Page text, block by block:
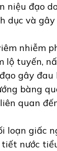
niệu đạo
dục và
nhiễm
lộ tuyến,
gây
bàng
quan
loạn giấc
nước